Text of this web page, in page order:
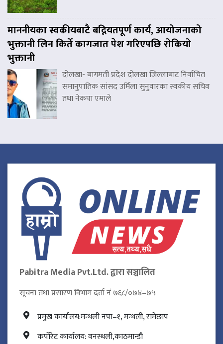
माननीयका स्वकीयबाटै बद्नियतपूर्ण कार्य, आयोजनाको
भुक्तानी लिन किर्ते कागजात पेश गरिएपछि रोकियो
भुक्तानी
दोलखा- बागमती प्रदेश दोलखा जिल्लाबाट निर्वाचित
समानुपातिक सांसद उर्मिला सुनुवारका स्वकीय सचिव
तथा नेकपा एमाले
Pabitra Media Pvt.Ltd. द्वारा सञ्चालित
सूचना तथा प्रसारण विभाग दर्ता नं ७६८/०७४–७५
प्रमुख कार्यालय:मन्थली नपा–१, मन्थली, रामेछाप
कर्पोरेट कार्यालय: वनस्थली,काठमान्डौ